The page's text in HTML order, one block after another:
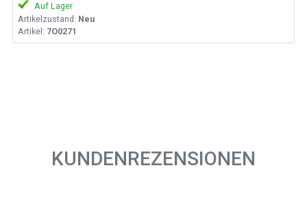
Auf Lager
Artikelzustand: Neu
Artikel: 7O0271
KUNDENREZENSIONEN